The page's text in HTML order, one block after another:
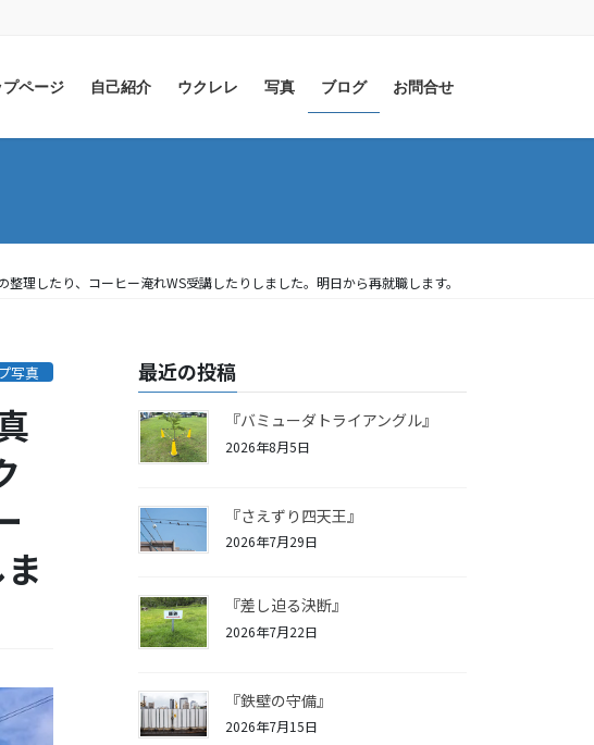
プページ 自己紹介 ウクレレ 写真 ブログ お問合せ
理したり、コーヒー淹れWS受講したりしました。明日から再就職します。
写真 最近の投稿
『バミューダトライアングル』
2026年8月5日
『さえずり四天王』
2026年7月29日
『差し迫る決断』
2026年7月22日
『鉄壁の守備』
2026年7月15日